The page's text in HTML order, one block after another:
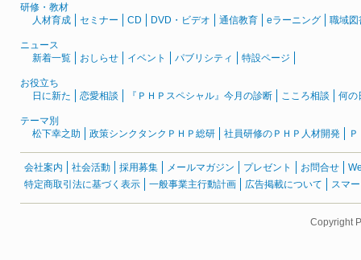
研修・教材
人材育成
セミナー CD DVD・ビデオ 通信教育 eラーニング 職域図
ニュース
新着一覧
おしらせ イベント パブリシティ 特設ページ
お役立ち
日に新た
恋愛相談 『ＰＨＰスペシャル』今月の診断 こころ相談 何の
テーマ別
松下幸之助
政策シンクタンクＰＨＰ総研 社員研修のＰＨＰ人材開発
会社案内 社会活動 採用募集 メールマガジン プレゼント お問合せ
特定商取引法に基づく表示
一般事業主行動計画 広告掲載について スマ
Copyright